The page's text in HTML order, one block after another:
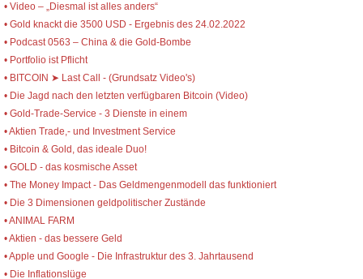
• Video – „Diesmal ist alles anders“
• Gold knackt die 3500 USD - Ergebnis des 24.02.2022
• Podcast 0563 – China & die Gold-Bombe
• Portfolio ist Pflicht
• BITCOIN ➤ Last Call - (Grundsatz Video's)
• Die Jagd nach den letzten verfügbaren Bitcoin (Video)
• Gold-Trade-Service - 3 Dienste in einem
• Aktien Trade,- und Investment Service
• Bitcoin & Gold, das ideale Duo!
• GOLD - das kosmische Asset
• The Money Impact - Das Geldmengenmodell das funktioniert
• Die 3 Dimensionen geldpolitischer Zustände
• ANIMAL FARM
• Aktien - das bessere Geld
• Apple und Google - Die Infrastruktur des 3. Jahrtausend
• Die Inflationslüge